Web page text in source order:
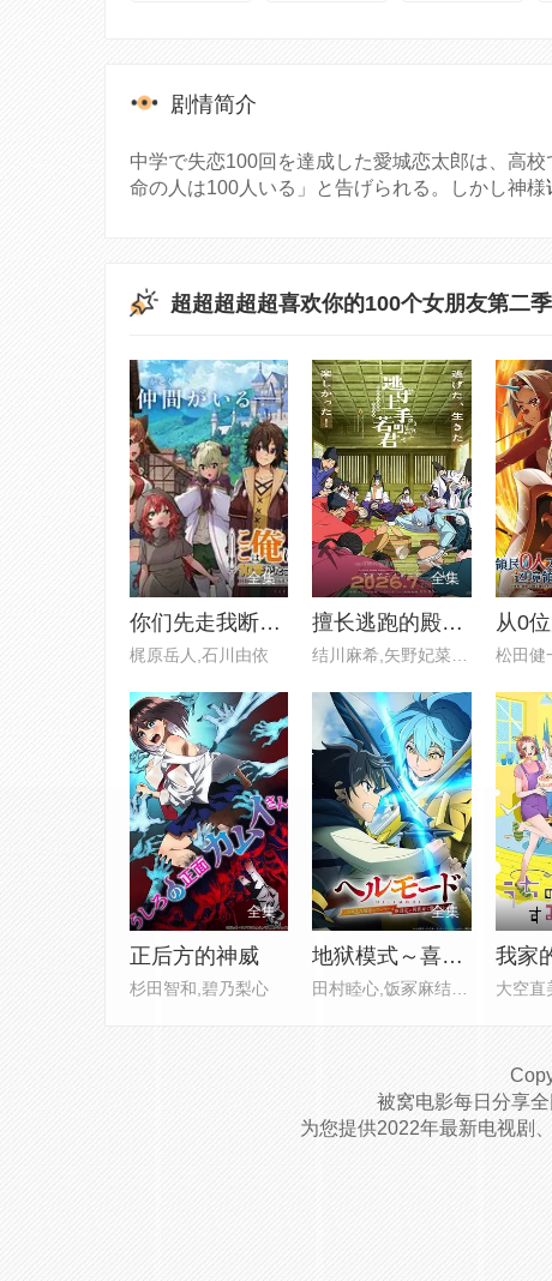
剧情简介
中学で失恋100回を達成した愛城恋太郎は、高
命の人は100人いる」と告げられる。しかし神様
超超超超超喜欢你的100个女朋友第二季
全集
你们先走我断后于是10年后我成为了传说
梶原岳人,石川由依
全集
擅长逃跑的殿下 第二季
结川麻希,矢野妃菜喜,日野麻里,
全集
正后方的神威
杉田智和,碧乃梨心
全集
地狱模式～喜欢速通游戏的玩家在废设定异世界无双～第二季
被窝电影每日分享
为您提供2022年最新电视剧